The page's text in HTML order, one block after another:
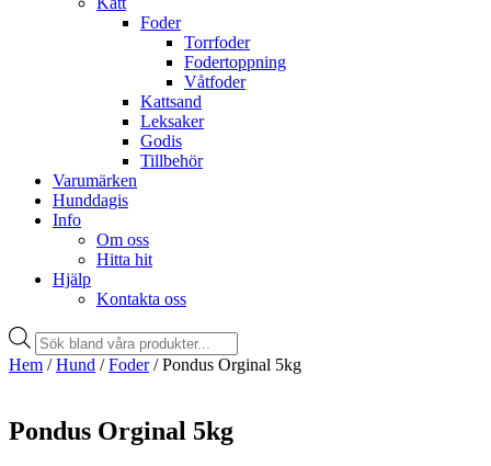
Foder
Torrfoder
Fodertoppning
Våtfoder
Kattsand
Leksaker
Godis
Tillbehör
Varumärken
Hunddagis
Info
Om oss
Hitta hit
Hjälp
Kontakta oss
Products
search
Hem /Hund /Foder/ Pondus Orginal 5kg
Pondus Orginal 5kg